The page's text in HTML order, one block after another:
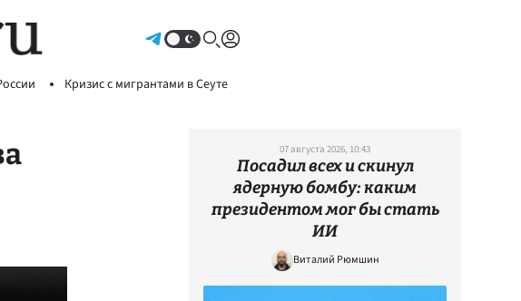
Кризис с мигрантами в Сеуте
07 августа 2026, 10:43
Посадил всех и скинул
ядерную бомбу: каким
президентом мог бы стать
ИИ
Виталий Рюмшин